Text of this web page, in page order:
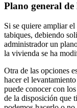
Plano general
Si se quiere ampliar
tabiques, debiendo
administrador un
la vivienda se ha
Otra de las opciones
hacer el
puede conocer con
de la disposición que